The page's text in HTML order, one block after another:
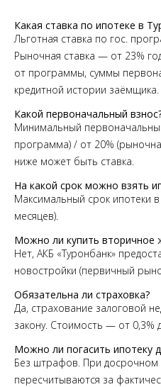
Какая ставка по ипотеке в
Льготная ставка по гос.
Рыночная ставка — от 23%
от программы, суммы
кредитной истории заёмщика.
Какой первоначальный
Минимальный
программа) / от 20%
ниже может быть ставка.
На какой срок можно взять
Максимальный срок ипотеки
месяцев).
Можно ли купить вторичное
Нет, АКБ «Туронбанк»
новостройки (первичный
Обязательна ли страховка?
Да, страхование залоговой
закону. Стоимость — от 0,3%
Можно ли погасить ипотеку
Без штрафов. При
пересчитываются за